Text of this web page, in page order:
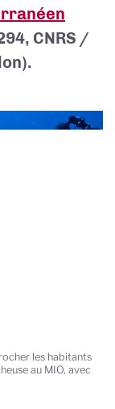
CNRS /
les habitants
au MIO, avec